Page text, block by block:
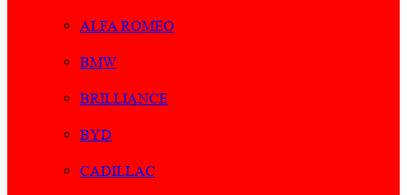
ALFA ROMEO
BMW
BRILLIANCE
BYD
CADILLAC